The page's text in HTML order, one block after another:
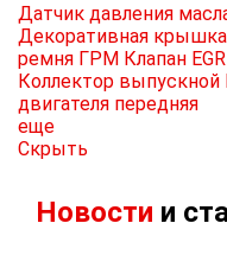
Датчик давления
Декоративная крышка
ремня ГРМ Клапан EGR
Коллектор выпускной
двигателя передняя
еще
Скрыть
Новости и